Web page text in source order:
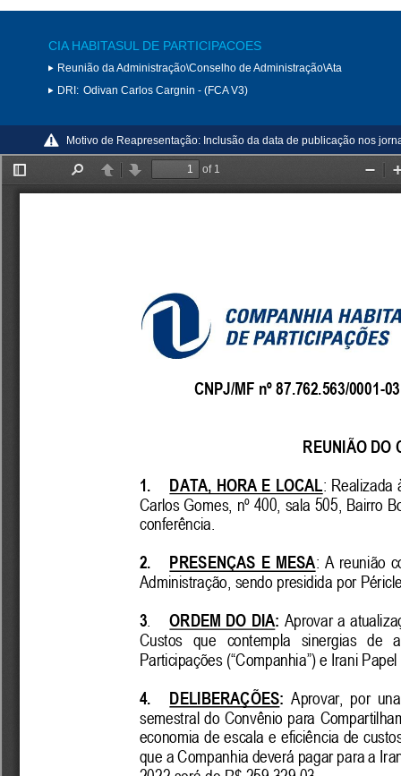
CIA HABITASUL DE PARTICIPACOES
Reunião da Administração\Conselho de Administração\Ata
DRI: Odivan Carlos Cargnin - (FCA V3)
Motivo de Reapresentação: Inclusão da data de publicação nos